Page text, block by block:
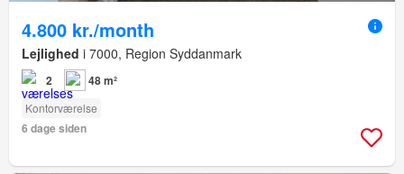
4.800 kr./month
Lejlighed i 7000, Region Syddanmark
2 48 m²
Kontorværelse
6 dage siden